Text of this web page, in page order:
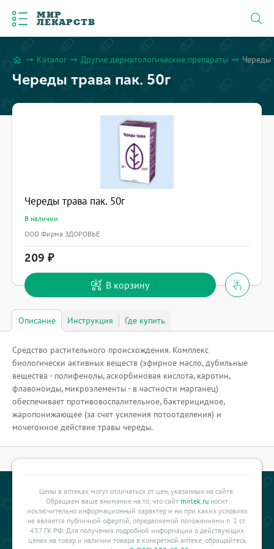
МИР
ЛЕКАРСТВ
home arrow_right_alt Каталог arrow_right_alt Другие дерматологические препараты arrow_right_alt Череды
Череды трава пак. 50г
Череды трава пак. 50г
В наличии
OOO Фирма ЗДОРОВЬЕ
209
В корзину
Описание Инструкция Где купить
Средство растительного происхождения. Комплекс
биологически активных веществ (эфирное масло, дубильные
вещества - полифенолы, аскорбиновая кислота, каротин,
флавоноиды, микроэлементы - в частности марганец)
обеспечивает противовоспалительное, бактерицидное,
жаропонижающее (за счет усиления потоотделения) и
мочегонное действие травы череды.
Цены в аптеках могут отличаться от цен, указанных на сайте.
Обращаем ваше внимание на то, что сайт mirlek.ru носит
исключительно информационный характер и ни при каких условиях
не является публичной офертой, определяемой положениями п. 2 ст.
437 ГК РФ. Для получения подробной информации о действующих
ценах на товар и наличии товара в конкретной аптеке, обращайтесь